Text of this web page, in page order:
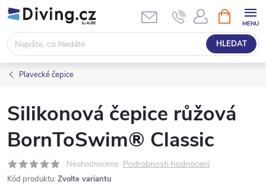
Přejít
na
obsah
HLEDAT
NÁKUPNÍ
KOŠÍK
Plavecké čepice
Silikonová čepice růžová
BornToSwim® Classic
Neohodnoceno Podrobnosti hodnocení
Kód produktu: Zvolte variantu